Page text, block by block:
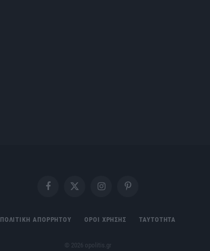
FacebookX
InstagramPinterest
ΠΟΛΙΤΙΚΗ ΑΠΟΡΡΗΤΟΥ ΟΡΟΙ ΧΡΗΣΗΣ ΤΑΥΤΟΤΗΤΑ
© 2026 opolitis.gr